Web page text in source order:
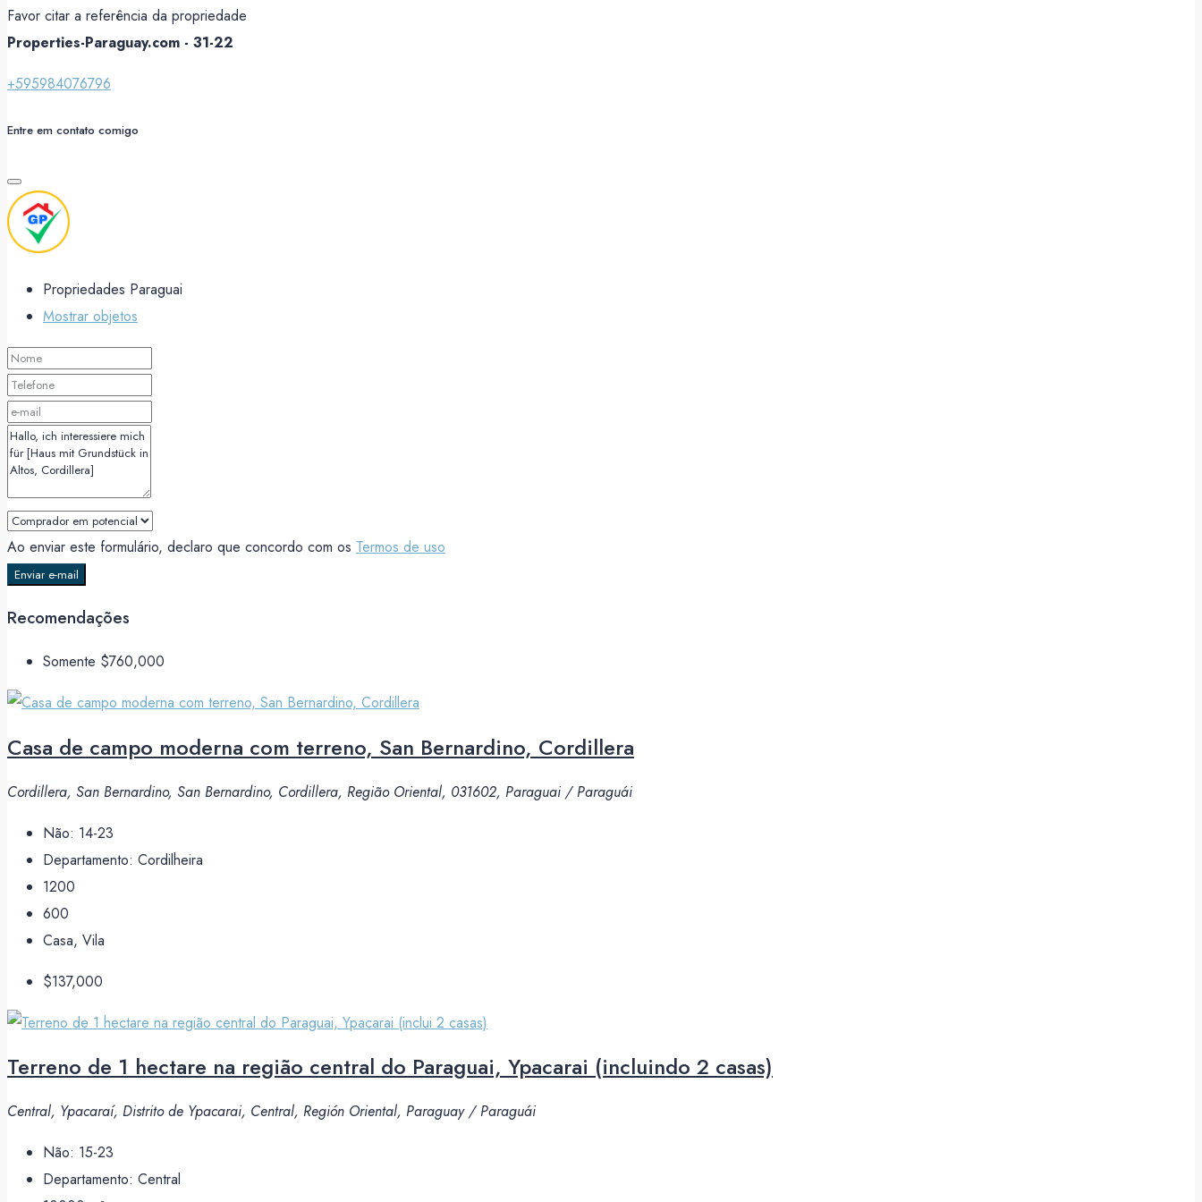
Favor citar a referência da propriedade
Properties-Paraguay.com - 31-22
+595984076796
Entre em contato comigo
Propriedades Paraguai
Mostrar objetos
Ao enviar este formulário, declaro que concordo com os Termos de uso
Enviar e-mail
Recomendações
Somente $760,000
Casa de campo moderna com terreno, San Bernardino, Cordillera
Cordillera, San Bernardino, San Bernardino, Cordillera, Região Oriental, 031602, Paraguai / Paraguái
Não: 14-23
Departamento: Cordilheira
1200
600
Casa, Vila
$137,000
Terreno de 1 hectare na região central do Paraguai, Ypacarai (incluindo 2 casas)
Central, Ypacaraí, Distrito de Ypacarai, Central, Región Oriental, Paraguay / Paraguái
Não: 15-23
Departamento: Central